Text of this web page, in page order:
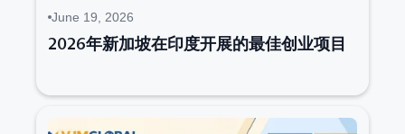
June 19, 2026
2026年新加坡在印度开展的最佳创业项目